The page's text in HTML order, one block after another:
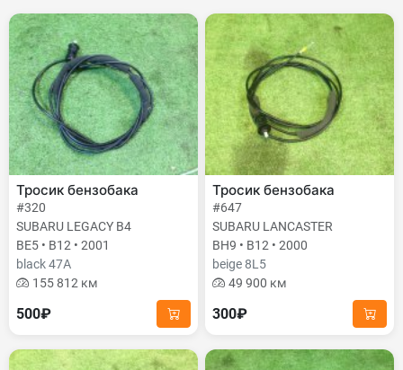
Тросик бензобака
#320
SUBARU LEGACY B4
BE5 • B12 • 2001
black 47А
155 812 км
500₽
Тросик бензобака
#647
SUBARU LANCASTER
BH9 • B12 • 2000
beige 8L5
49 900 км
300₽